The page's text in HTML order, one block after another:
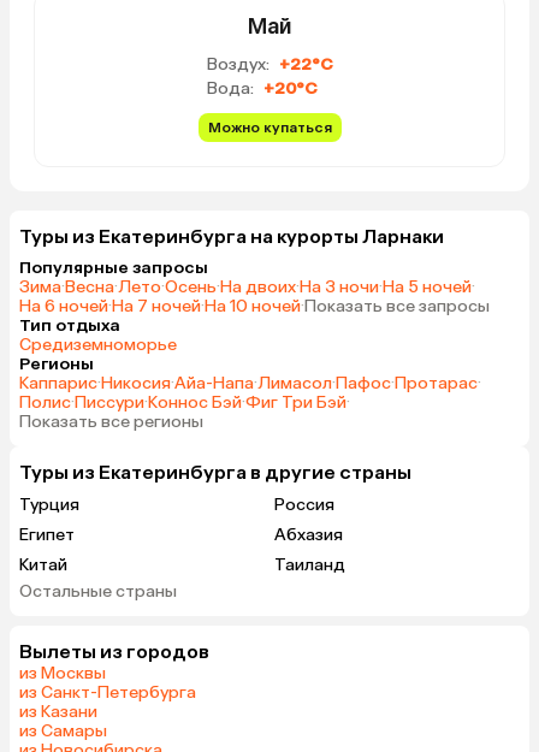
Май
Воздух: +22°C
Вода: +20°C
Можно купаться
Туры из Екатеринбурга на курорты Ларнаки
Популярные запросы
Зима·Весна·Лето·Осень·На двоих·На 3 ночи·На 5 ночей·
На 6 ночей·На 7 ночей·На 10 ночей·Показать все запросы
Тип отдыха
Средиземноморье
Регионы
Каппарис·Никосия·Айа-Напа·Лимасол·Пафос·Протарас·
Полис·Писсури·Коннос Бэй·Фиг Три Бэй·
Показать все регионы
Туры из Екатеринбурга в другие страны
Турция
Россия
Египет
Абхазия
Китай
Таиланд
Вьетнам
Беларусь
Шри-Ланка
Азербайджан
Индия
Остальные страны
Вылеты из городов
из Москвы
из Санкт-Петербурга
из Казани
из Самары